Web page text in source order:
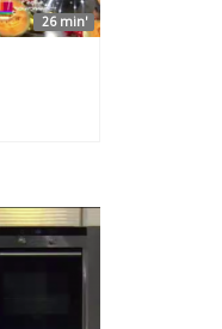
26 min'